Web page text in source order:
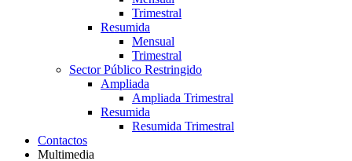
Trimestral
Resumida
Mensual
Trimestral
Sector Público Restringido
Ampliada
Ampliada Trimestral
Resumida
Resumida Trimestral
Contactos
Multimedia